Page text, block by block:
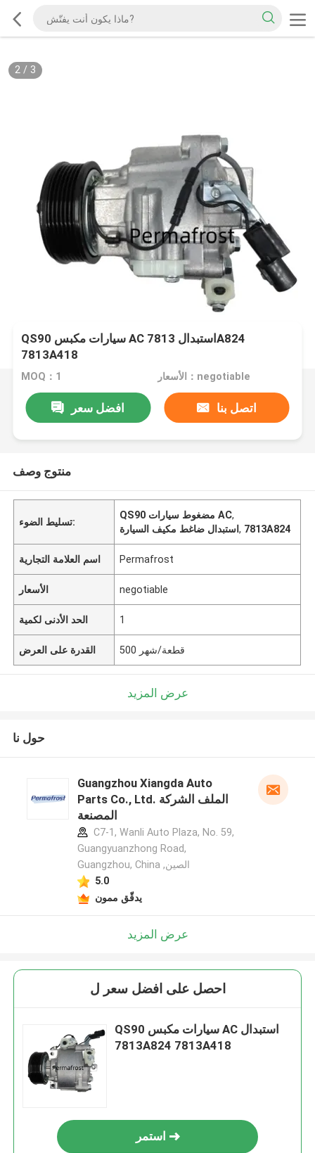
2/ 3
QS90 سيارات مكبس AC استبدال 7813A824
7813A418
MOQ：1 الأسعار：negotiable
افضل سعر اتصل بنا
منتوج وصف
تسليط الضوء:
QS90 مضغوط سيارات AC,
استبدال ضاغط مكيف السيارة, 7813A824
اسم العلامة التجارية Permafrost
الأسعار negotiable
الحد الأدنى لكمية 1
القدرة على العرض 500 قطعة/شهر
عرض المزيد
حول نا
Guangzhou Xiangda Auto
Parts Co., Ltd. الملف الشركة
المصنعة
C7-1, Wanli Auto Plaza, No. 59,
Guangyuanzhong Road,
Guangzhou, China ,الصين
5.0
يدقّق ممون
عرض المزيد
احصل على افضل سعر ل
QS90 سيارات مكبس AC استبدال
7813A824 7813A418
استمر